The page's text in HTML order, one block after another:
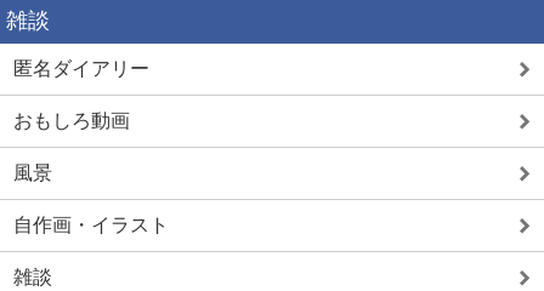
雑談
匿名ダイアリー
おもしろ動画
風景
自作画・イラスト
雑談